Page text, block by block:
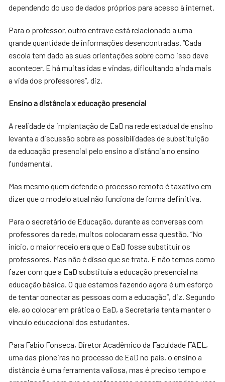
dependendo do uso de dados próprios para acesso à internet.
Para o professor, outro entrave está relacionado a uma
grande quantidade de informações desencontradas. “Cada
escola tem dado as suas orientações sobre como isso deve
acontecer. E há muitas idas e vindas, dificultando ainda mais
a vida dos professores”, diz.
Ensino adistância x educação presencial
A realidade da implantação de EaD na rede estadual de ensino
levanta a discussão sobre as possibilidades de substituição
da educação presencial pelo ensino a distância no ensino
fundamental.
Mas mesmo quem defende o processo remoto é taxativo em
dizer que o modelo atual não funciona de forma definitiva.
Para o secretário de Educação, durante as conversas com
professores da rede, muitos colocaram essa questão. “No
início, o maior receio era que o EaD fosse substituir os
professores. Mas não é disso que se trata. E não temos como
fazer com que a EaD substituía a educação presencial na
educação básica. O que estamos fazendo agora é um esforço
de tentar conectar as pessoas com a educação”, diz. Segundo
ele, ao colocar em prática o EaD, a Secretaria tenta manter o
vínculo educacional dos estudantes.
Para Fabio Fonseca, Diretor Acadêmico da Faculdade FAEL,
uma das pioneiras no processo de EaD no país, o ensino a
distância é uma ferramenta valiosa, mas é preciso tempo e